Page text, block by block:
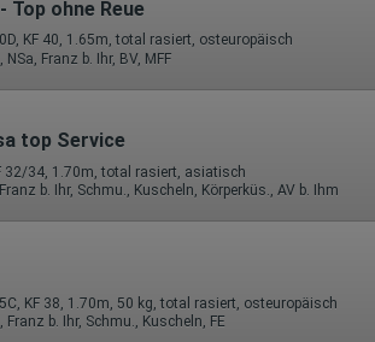
die auf unserer Website
bereitgestellte Informationen verarbeiten.
Besuchs
Top ohne Reue
KF 40, 1.65m, total rasiert, osteuropäisch
NSa, Franz b. Ihr, BV, MFF
top Service
32/34, 1.70m, total rasiert, asiatisch
b. Ihr, Schmu., Kuscheln, Körperküs., AV b. Ihm
KF 38, 1.70m, 50 kg, total rasiert, osteuropäisch
Franz b. Ihr, Schmu., Kuscheln, FE